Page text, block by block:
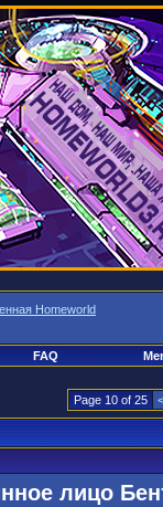
Homeworld
FAQ
Page 10 of 25 <
лицо